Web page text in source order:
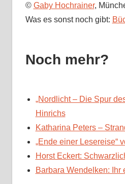
© Gaby Hochrainer,
Was es sonst noch gibt:
Noch mehr?
„Nordlicht – Die Spur
Hinrichs
Katharina Peters –
„Ende einer Lesereise“
Horst Eckert:
Barbara Wendelken: Ihr